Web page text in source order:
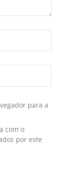
para a
com o
por este